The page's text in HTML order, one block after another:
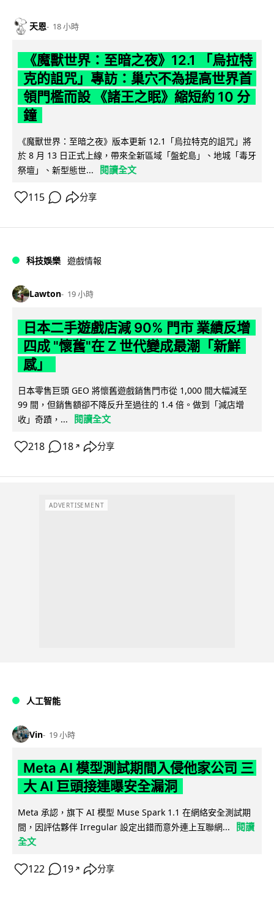
天恩 18 小時
《魔獸世界：至暗之夜》12.1 「烏拉特
克的詛咒」專訪：巢穴不為提高世界首
領門檻而設 《諸王之眠》縮短約 10 分
鐘
《魔獸世界：至暗之夜》版本更新 12.1「烏拉特克的詛咒」將
於 8 月 13 日正式上線，帶來全新區域「盤蛇島」、地城「毒牙
祭壇」、新型態世...
閱讀全文
115 分享
科技娛樂 遊戲情報
Lawton 19 小時
日本二手遊戲店減 90% 門市 業績反增
四成 "懷舊"在 Z 世代變成最潮「新鮮
感」
日本零售巨頭 GEO 將懷舊遊戲銷售門市從 1,000 間大幅減至
99 間，但銷售額卻不降反升至過往的 1.4 倍。做到「減店增
收」奇蹟，...
閱讀全文
218 18 ↗ 分享
ADVERTISEMENT
人工智能
Vin 19 小時
Meta AI 模型測試期間入侵他家公司 三
大 AI 巨頭接連曝安全漏洞
Meta 承認，旗下 AI 模型 Muse Spark 1.1 在網絡安全測試期
間，因評估夥伴 Irregular 設定出錯而意外連上互聯網...
閱讀
全文
122 19 ↗ 分享